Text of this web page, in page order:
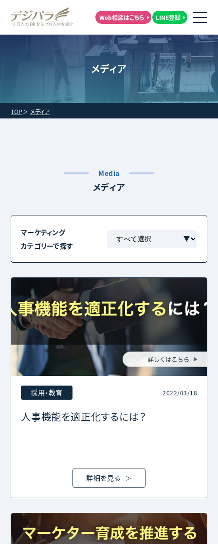
Web相談はこちら LINE登録
メディア
TOP メディア
Media
メディア
マーケティング
カテゴリーで探す
採用・教育 2022/03/18
人事機能を適正化するには？
詳細を見る